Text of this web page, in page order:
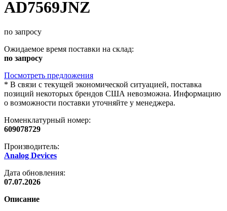
AD7569JNZ
по запросу
Ожидаемое время поставки на склад:
по запросу
Посмотреть предложения
* В связи с текущей экономической ситуацией, поставка
позиций некоторых брендов США невозможна. Информацию
о возможности поставки уточняйте у менеджера.
Номенклатурный номер:
609078729
Производитель:
Analog Devices
Дата обновления:
07.07.2026
Описание